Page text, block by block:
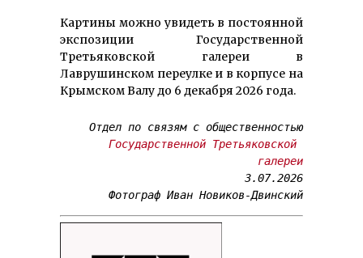
Картины можно увидеть в постоянной
экспозиции Государственной
Третьяковской галереи в
Лаврушинском переулке и в корпусе на
Крымском Валу до 6 декабря 2026 года.
Отдел по связям с общественностью
Государственной Третьяковской
галереи
3.07.2026
Фотограф Иван Новиков-Двинский